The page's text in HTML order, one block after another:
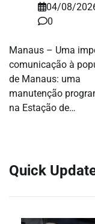
04/08/
0
Manaus – Uma
comunicação à
de Manaus: uma
manutenção
na Estação de…
Quick